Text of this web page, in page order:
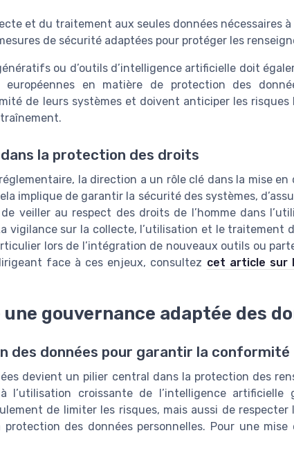
et du traitement aux seules données nécessaires
de sécurité adaptées pour protéger les
ou d’outils d’intelligence artificielle doit
en matière de protection des
de leurs systèmes et doivent anticiper les risques
la protection des droits
la direction a un rôle clé dans la mise
implique de garantir la sécurité des systèmes,
veiller au respect des droits de l’homme dans
vigilance sur la collecte, l’utilisation et le traitement
lors de l’intégration de nouveaux outils ou
face à ces enjeux, consultez cet article sur
gouvernance adaptée des
des données pour garantir la conformité
devient un pilier central dans la protection des
l’utilisation croissante de l’intelligence artificielle
de limiter les risques, mais aussi de
des données personnelles. Pour une